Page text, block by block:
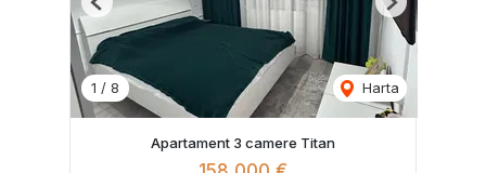
1 / 8 Harta
Previous Next
Apartament 3 camere Titan